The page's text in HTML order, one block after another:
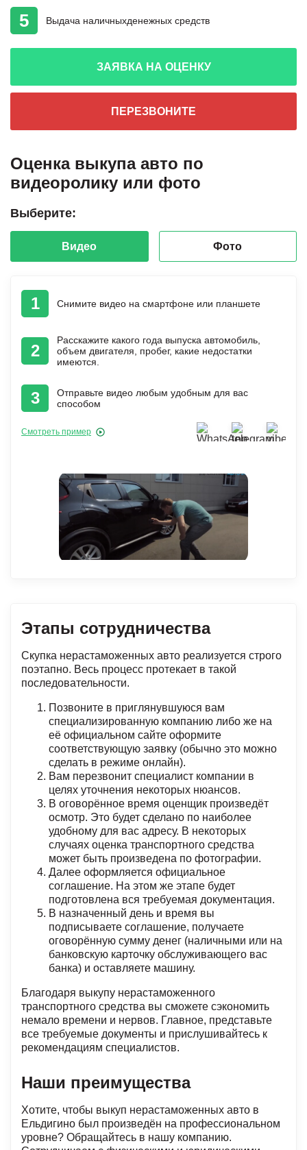
5 Выдача наличныхденежных средств
ЗАЯВКА НА ОЦЕНКУ
ПЕРЕЗВОНИТЕ
Оценка выкупа авто по
видеоролику или фото
Выберите:
Видео Фото
1 Снимите видео на смартфоне или планшете
2
Расскажите какого года выпуска автомобиль,
объем двигателя, пробег, какие недостатки
имеются.
3
Отправьте видео любым удобным для вас
способом
Смотреть пример
Этапы сотрудничества
Скупка нерастаможенных авто реализуется строго
поэтапно. Весь процесс протекает в такой
последовательности.
Позвоните в приглянувшуюся вам
специализированную компанию либо же на
её официальном сайте оформите
соответствующую заявку (обычно это можно
сделать в режиме онлайн).
Вам перезвонит специалист компании в
целях уточнения некоторых нюансов.
В оговорённое время оценщик произведёт
осмотр. Это будет сделано по наиболее
удобному для вас адресу. В некоторых
случаях оценка транспортного средства
может быть произведена по фотографии.
Далее оформляется официальное
соглашение. На этом же этапе будет
подготовлена вся требуемая документация.
В назначенный день и время вы
подписываете соглашение, получаете
оговорённую сумму денег (наличными или на
банковскую карточку обслуживающего вас
банка) и оставляете машину.
Благодаря выкупу нерастаможенного
транспортного средства вы сможете сэкономить
немало времени и нервов. Главное, представьте
все требуемые документы и прислушивайтесь к
рекомендациям специалистов.
Наши преимущества
Хотите, чтобы выкуп нерастаможенных авто в
Ельдигино был произведён на профессиональном
уровне? Обращайтесь в нашу компанию.